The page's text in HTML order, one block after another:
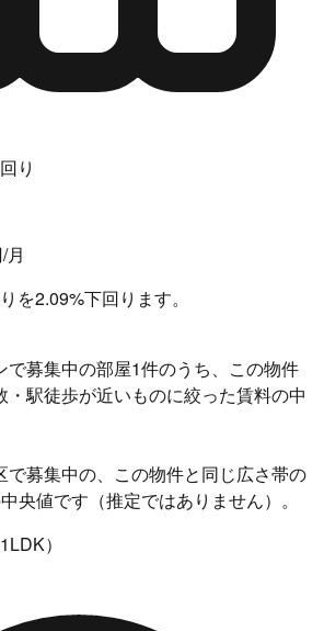
り
月
を2.09%下回ります。
で募集中の部屋1件のうち、この物件
・駅徒歩が近いものに絞った賃料の中
で募集中の、この物件と同じ広さ帯の
央値です（推定ではありません）。
）